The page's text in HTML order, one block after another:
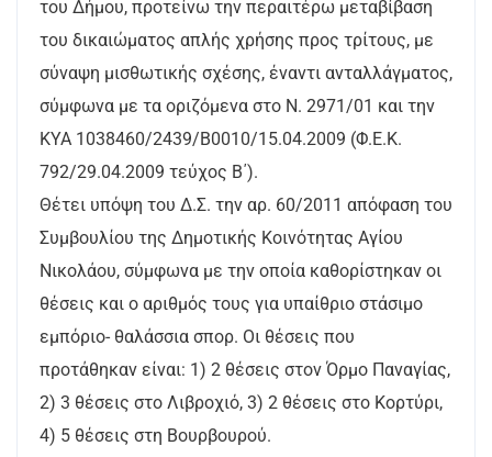
του Δήμου, προτείνω την περαιτέρω μεταβίβαση
του δικαιώματος απλής χρήσης προς τρίτους, με
σύναψη μισθωτικής σχέσης, έναντι ανταλλάγματος,
σύμφωνα με τα οριζόμενα στο Ν. 2971/01 και την
ΚΥΑ 1038460/2439/Β0010/15.04.2009 (Φ.Ε.Κ.
792/29.04.2009 τεύχος Β΄).
Θέτει υπόψη του Δ.Σ. την αρ. 60/2011 απόφαση του
Συμβουλίου της Δημοτικής Κοινότητας Αγίου
Νικολάου, σύμφωνα με την οποία καθορίστηκαν οι
θέσεις και ο αριθμός τους για υπαίθριο στάσιμο
εμπόριο- θαλάσσια σπορ. Οι θέσεις που
προτάθηκαν είναι: 1) 2 θέσεις στον Όρμο Παναγίας,
2) 3 θέσεις στο Λιβροχιό, 3) 2 θέσεις στο Κορτύρι,
4) 5 θέσεις στη Βουρβουρού.